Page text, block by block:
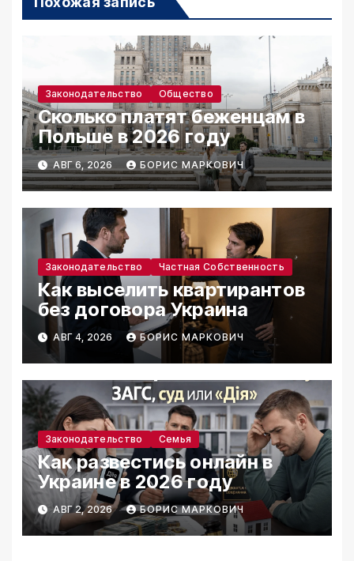
Законодательство Общество
Сколько платят беженцам в
Польше в 2026 году
АВГ 6, 2026 БОРИС МАРКОВИЧ
Законодательство Частная Собственность
Как выселить квартирантов
без договора Украина
АВГ 4, 2026 БОРИС МАРКОВИЧ
Законодательство Семья
Как развестись онлайн в
Украине в 2026 году
АВГ 2, 2026 БОРИС МАРКОВИЧ